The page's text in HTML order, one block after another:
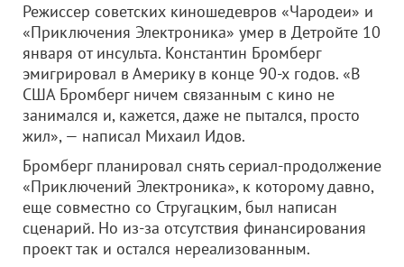
Режиссер советских киношедевров «Чародеи» и
«Приключения Электроника» умер в Детройте 10
января от инсульта. Константин Бромберг
эмигрировал в Америку в конце 90-х годов. «В
США Бромберг ничем связанным с кино не
занимался и, кажется, даже не пытался, просто
жил», — написал Михаил Идов.
Бромберг планировал снять сериал-продолжение
«Приключений Электроника», к которому давно,
еще совместно со Стругацким, был написан
сценарий. Но из-за отсутствия финансирования
проект так и остался нереализованным.